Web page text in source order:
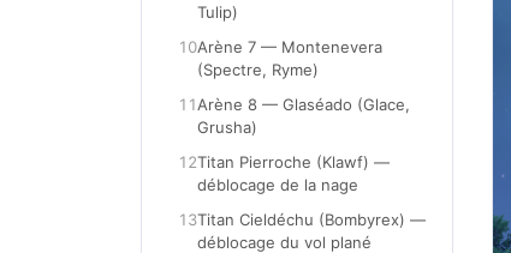
Tulip)
10Arène 7 — Montenevera
(Spectre, Ryme)
11Arène 8 — Glaséado (Glace,
Grusha)
12Titan Pierroche (Klawf) —
déblocage de la nage
13Titan Cieldéchu (Bombyrex) —
déblocage du vol plané